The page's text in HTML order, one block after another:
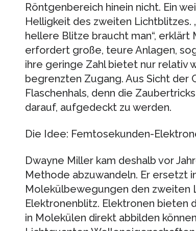
Röntgenbereich hinein nicht. Ein
Helligkeit des zweiten Lichtblitzes.
hellere Blitze braucht man“,
erfordert große, teure Anlagen,
ihre geringe Zahl bietet nur relativ
begrenzten Zugang. Aus Sicht der
Flaschenhals, denn die
darauf, aufgedeckt zu werden.
Die Idee: Femtosekunden-
Dwayne Miller kam deshalb vor
Methode abzuwandeln. Er ersetzt
Molekülbewegungen den zweiten
Elektronenblitz. Elektronen bieten
in Molekülen direkt abbilden